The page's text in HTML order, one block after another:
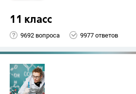
11 класс
9692 вопроса 9977 ответов